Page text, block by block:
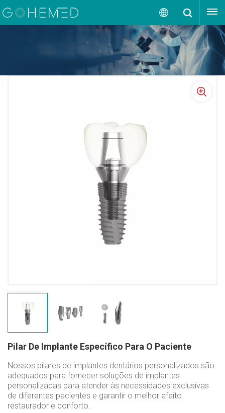
Português
English
português
العربية
OBTENHA UMA COTAÇÃO
Pilar De Implante Específico Para O Paciente
Nossos pilares de implantes dentários personalizados são
adequados para fornecer soluções de implantes
personalizadas para atender às necessidades exclusivas
de diferentes pacientes e garantir o melhor efeito
restaurador e conforto.